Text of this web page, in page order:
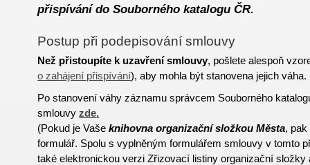
přispívání do Souborného katalogu ČR.
Postup při podepisování smlouvy
Než přistoupíte k uzavření smlouvy, pošlete alespoň
o zahájení přispívání),aby mohla být stanovena jejichváha.
Po stanovení váhy záznamu správcem Souborného
smlouvyzde.
(Pokud je Vašeknihovna organizační složkou Města,
formulář. Spolu s vyplněným formulářem smlouvy v tomto
také elektronickou verzi Zřizovací listiny organizační složky